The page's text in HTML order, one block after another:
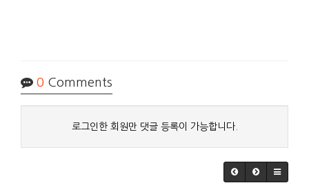
0 Comments
로그인한 회원만 댓글 등록이 가능합니다.